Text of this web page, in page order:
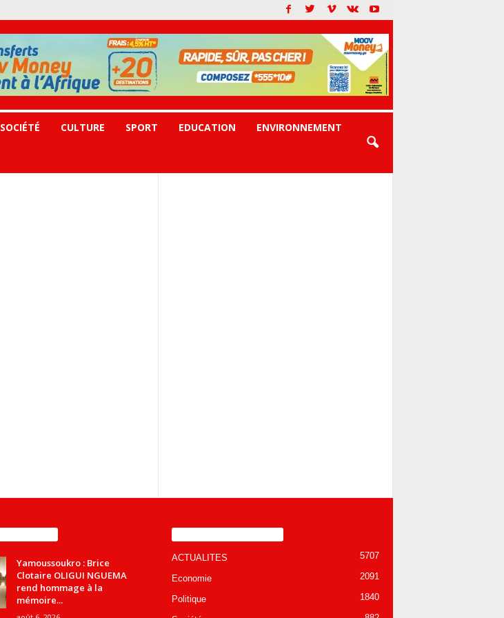
SOCIÉTÉ CULTURE SPORT EDUCATION ENVIRONNEMENT
Yamoussoukro : Brice
Clotaire OLIGUI NGUEMA
rend hommage à la
mémoire...
ACTUALITES 5707
Economie 2091
Politique 1840